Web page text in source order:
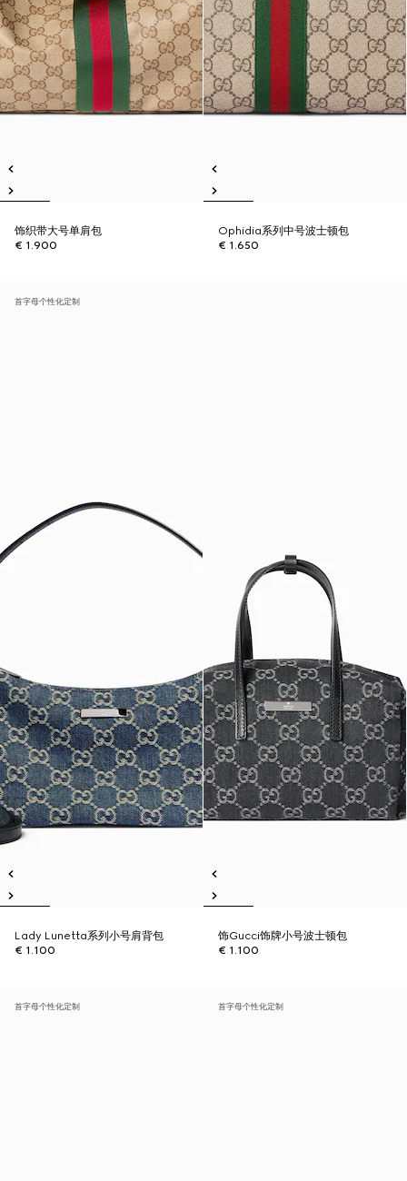
饰织带大号单肩包
€ 1.900
Ophidia系列中号波士顿包
€ 1.650
首字母个性化定制
Lady Lunetta系列小号肩背包
€ 1.100
饰Gucci饰牌小号波士顿包
€ 1.100
首字母个性化定制 首字母个性化定制